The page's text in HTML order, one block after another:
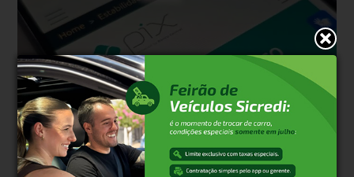
Direitos Há 1 semana